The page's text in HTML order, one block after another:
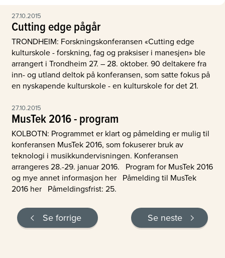
27.10.2015
Cutting edge pågår
TRONDHEIM: Forskningskonferansen «Cutting edge
kulturskole - forskning, fag og praksiser i manesjen» ble
arrangert i Trondheim 27. – 28. oktober. 90 deltakere fra
inn- og utland deltok på konferansen, som satte fokus på
en nyskapende kulturskole - en kulturskole for det 21.
27.10.2015
MusTek 2016 - program
KOLBOTN: Programmet er klart og påmelding er mulig til
konferansen MusTek 2016, som fokuserer bruk av
teknologi i musikkundervisningen. Konferansen
arrangeres 28.-29. januar 2016. Program for MusTek 2016
og mye annet informasjon her Påmelding til MusTek
2016 her Påmeldingsfrist: 25.
Se forrige Se neste